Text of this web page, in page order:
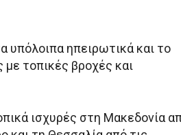
υπόλοιπα ηπειρωτικά και το
με τοπικές βροχές και
ισχυρές στη Μακεδονία